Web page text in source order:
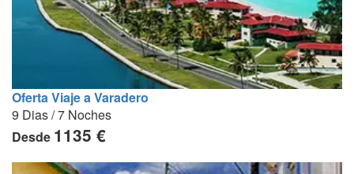
Oferta Viaje a Varadero
9 Dias / 7 Noches
Desde 1135 €